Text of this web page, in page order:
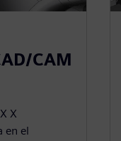
CAM
X
en el